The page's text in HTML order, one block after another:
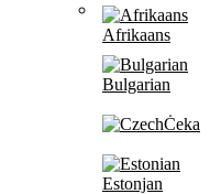
Afrikaans
Bulgarian
Ċeka
Estonjan